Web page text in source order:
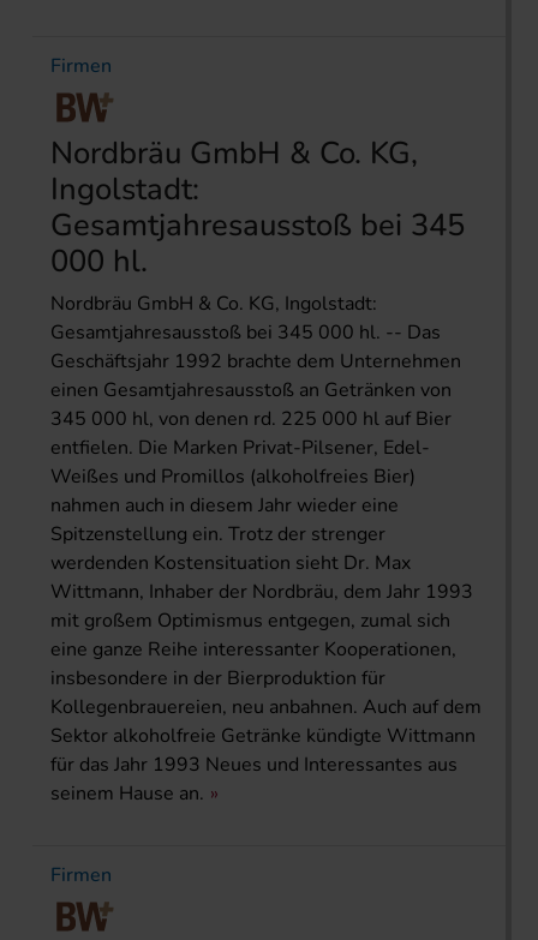
Firmen
Nordbräu GmbH & Co. KG,
Ingolstadt:
Gesamtjahresausstoß bei 345
000 hl.
Nordbräu GmbH & Co. KG, Ingolstadt:
Gesamtjahresausstoß bei 345 000 hl. -- Das
Geschäftsjahr 1992 brachte dem Unternehmen
einen Gesamtjahresausstoß an Getränken von
345 000 hl, von denen rd. 225 000 hl auf Bier
entfielen. Die Marken Privat-Pilsener, Edel-
Weißes und Promillos (alkoholfreies Bier)
nahmen auch in diesem Jahr wieder eine
Spitzenstellung ein. Trotz der strenger
werdenden Kostensituation sieht Dr. Max
Wittmann, Inhaber der Nordbräu, dem Jahr 1993
mit großem Optimismus entgegen, zumal sich
eine ganze Reihe interessanter Kooperationen,
insbesondere in der Bierproduktion für
Kollegenbrauereien, neu anbahnen. Auch auf dem
Sektor alkoholfreie Getränke kündigte Wittmann
für das Jahr 1993 Neues und Interessantes aus
seinem Hause an.
Firmen